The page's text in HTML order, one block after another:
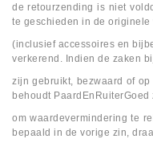
de retourzending is niet
te geschieden in de originele
(inclusief accessoires en
verkerend. Indien de zaken
zijn gebruikt, bezwaard of
behoudt PaardEnRuiterGoed
om waardevermindering te
bepaald in de vorige zin,